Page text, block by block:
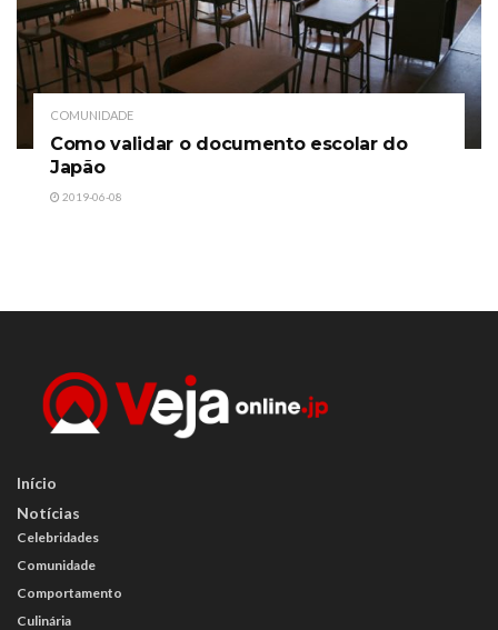
COMUNIDADE
Como validar o documento escolar do
Japão
2019-06-08
Início
Notícias
Celebridades
Comunidade
Comportamento
Culinária